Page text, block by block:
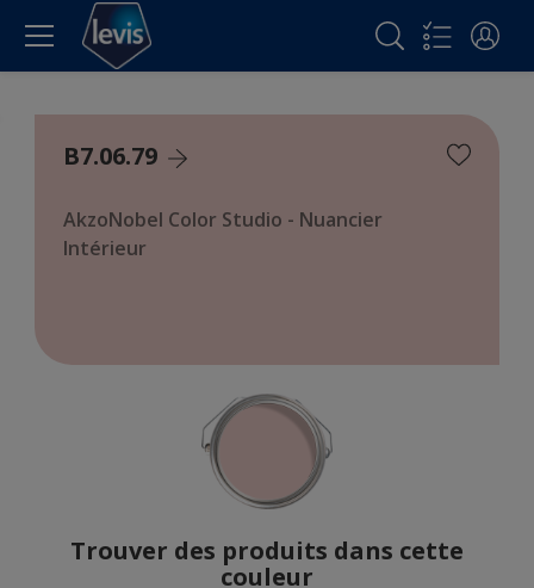
B7.06.79
AkzoNobel Color Studio - Nuancier
Intérieur
Trouver des produits dans cette
couleur